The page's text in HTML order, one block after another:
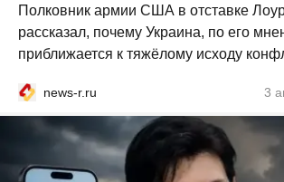
Полковник армии США в отставке
рассказал, почему Украина, по его
приближается к тяжёлому исходу
news-r.ru 3